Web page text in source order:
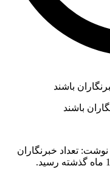
باشند
تعداد خبرنگاران